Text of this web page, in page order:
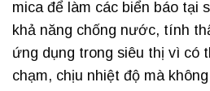
mica để làm các biển báo tại
khả năng chống nước, tính
ứng dụng trong siêu thị vì có
chạm, chịu nhiệt độ mà